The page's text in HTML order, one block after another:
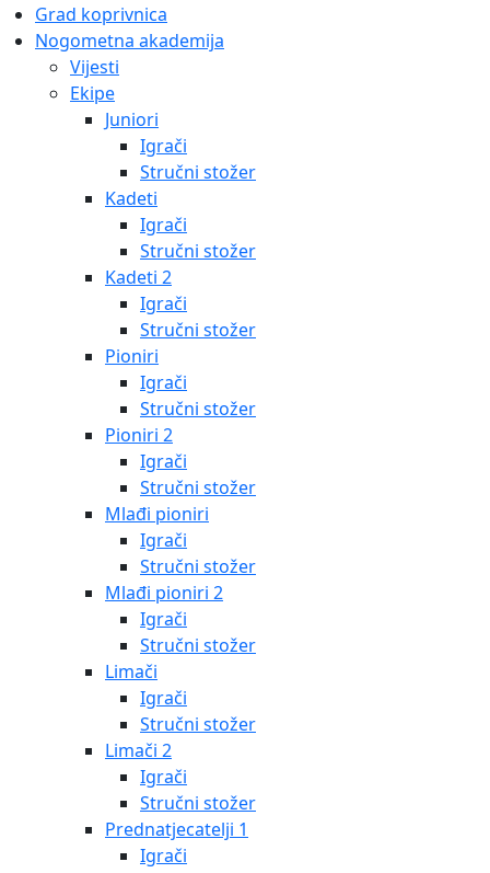
Grad koprivnica
Nogometna akademija
Vijesti
Ekipe
Juniori
Igrači
Stručni stožer
Kadeti
Igrači
Stručni stožer
Kadeti 2
Igrači
Stručni stožer
Pioniri
Igrači
Stručni stožer
Pioniri 2
Igrači
Stručni stožer
Mlađi pioniri
Igrači
Stručni stožer
Mlađi pioniri 2
Igrači
Stručni stožer
Limači
Igrači
Stručni stožer
Limači 2
Igrači
Stručni stožer
Prednatjecatelji 1
Igrači